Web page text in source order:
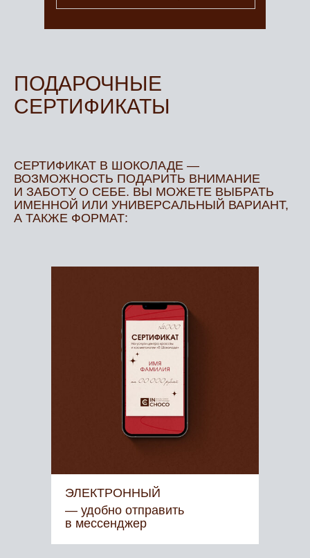
ПОДАРОЧНЫЕ
СЕРТИФИКАТЫ
СЕРТИФИКАТ В ШОКОЛАДЕ —
ВОЗМОЖНОСТЬ ПОДАРИТЬ ВНИМАНИЕ
И ЗАБОТУ О СЕБЕ. ВЫ МОЖЕТЕ ВЫБРАТЬ
ИМЕННОЙ ИЛИ УНИВЕРСАЛЬНЫЙ ВАРИАНТ,
А ТАКЖЕ ФОРМАТ:
ЭЛЕКТРОННЫЙ
— удобно отправить
в мессенджер